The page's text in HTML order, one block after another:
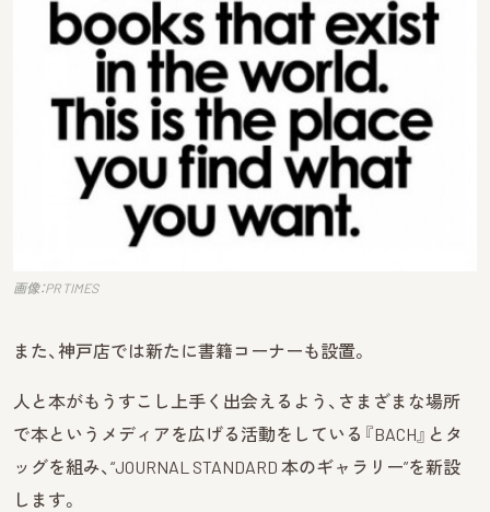
画像：PR TIMES
また、神戸店では新たに書籍コーナーも設置。
人と本がもうすこし上手く出会えるよう、さまざまな場所
で本というメディアを広げる活動をしている『BACH』とタ
ッグを組み、“JOURNAL STANDARD 本のギャラリー”を新設
します。